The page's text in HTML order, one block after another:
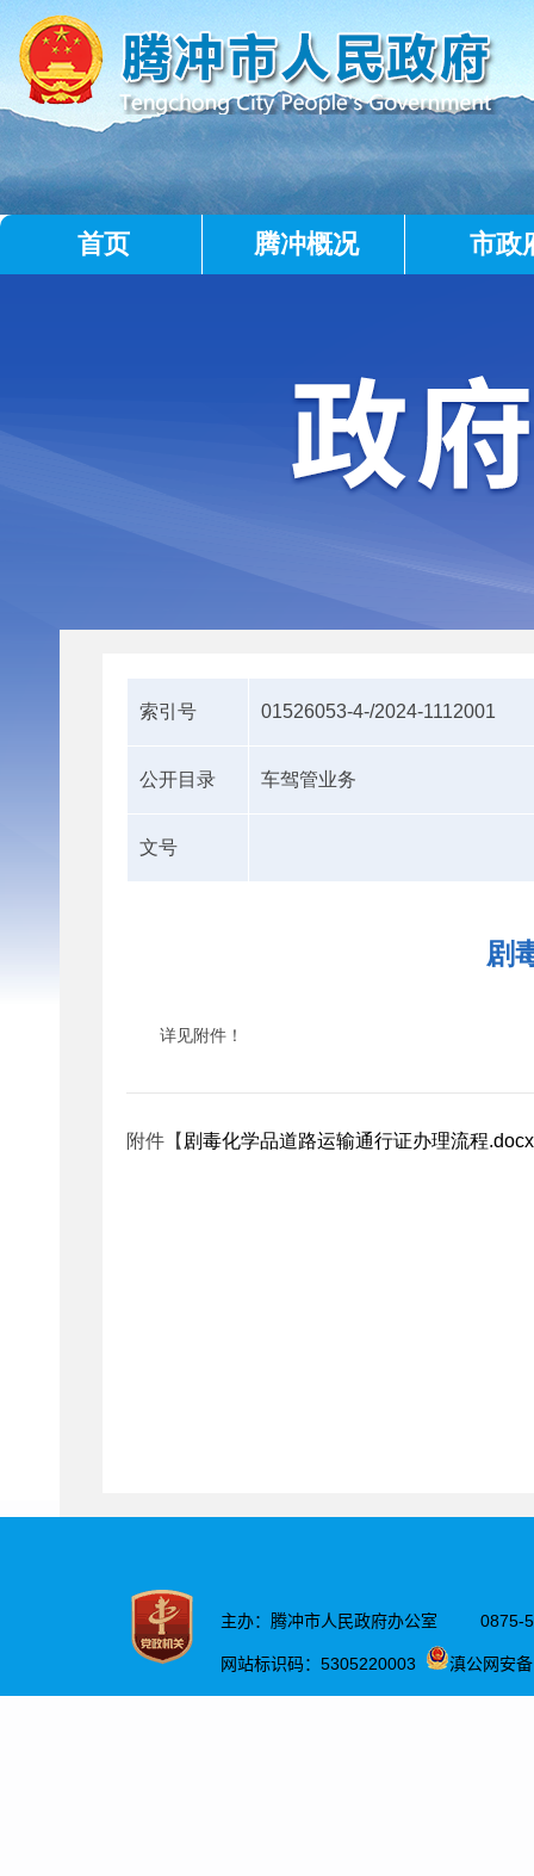
首页 腾冲概况 市政
索引号 01526053-4-/2024-1112001
公开目录 车驾管业务
文号
剧
详见附件！
附件【 剧毒化学品道路运输通行证办理流程.docx